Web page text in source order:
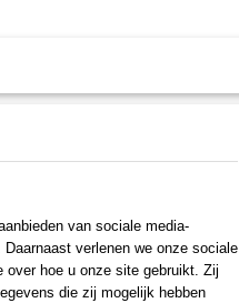
4007246158287
van sociale media-
verlenen we onze sociale
over hoe u onze site gebruikt. Zij
die zij mogelijk hebben